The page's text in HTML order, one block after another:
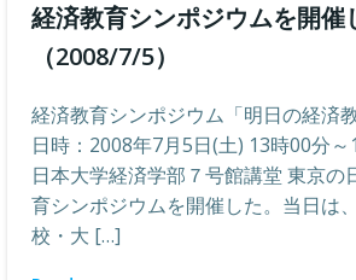
経済教育シンポジウムを開催
（2008/7/5）
経済教育シンポジウム「明日の経済
日時：2008年7月5日(土) 13時00分～
日本大学経済学部７号館講堂 東京の
育シンポジウムを開催した。当日は
校・大 […]